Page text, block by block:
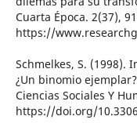
Cuarta Época. 2(37),
https://
Schmelkes, S. (1998).
¿Un binomio
Ciencias Sociales Y
https://doi.org/